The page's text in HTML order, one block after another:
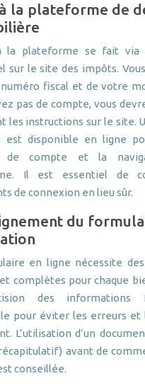
la plateforme de
à la plateforme se fait via
sur le site des impôts.
fiscal et de votre
pas de compte, vous
les instructions sur le site.
est disponible en ligne
de compte et la
Il est essentiel de
de connexion en lieu sûr.
du
en ligne nécessite
complètes pour chaque
des informations
pour éviter les erreurs et
L’utilisation d’un
avant de
conseillée.